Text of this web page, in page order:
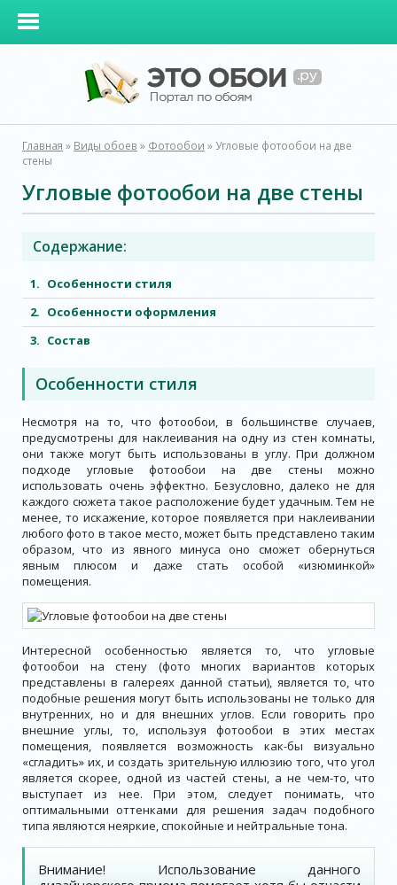
Главная » Виды обоев » Фотообои » Угловые фотообои на две
стены
Угловые фотообои на две стены
Содержание:
Особенности стиля
Особенности оформления
Состав
Особенности стиля
Несмотря на то, что фотообои, в большинстве случаев,
предусмотрены для наклеивания на одну из стен комнаты,
они также могут быть использованы в углу. При должном
подходе угловые фотообои на две стены можно
использовать очень эффектно. Безусловно, далеко не для
каждого сюжета такое расположение будет удачным. Тем не
менее, то искажение, которое появляется при наклеивании
любого фото в такое место, может быть представлено таким
образом, что из явного минуса оно сможет обернуться
явным плюсом и даже стать особой «изюминкой»
помещения.
Интересной особенностью является то, что угловые
фотообои на стену (фото многих вариантов которых
представлены в галереях данной статьи), является то, что
подобные решения могут быть использованы не только для
внутренних, но и для внешних углов. Если говорить про
внешние углы, то, используя фотообои в этих местах
помещения, появляется возможность как-бы визуально
«сгладить» их, и создать зрительную иллюзию того, что угол
является скорее, одной из частей стены, а не чем-то, что
выступает из нее. При этом, следует понимать, что
оптимальными оттенками для решения задач подобного
типа являются неяркие, спокойные и нейтральные тона.
Внимание! Использование данного